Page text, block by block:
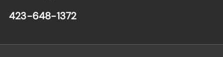
423-648-1372